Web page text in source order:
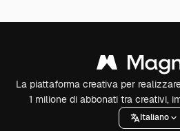
La piattaforma creativa per
1 milione di abbonati tra creativi,
Italiano